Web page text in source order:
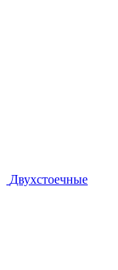
Двухстоечные